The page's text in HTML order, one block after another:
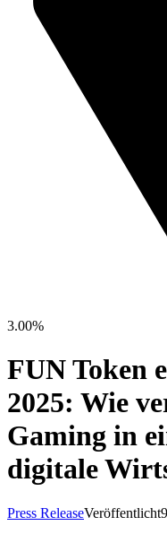
3.00%
FUN Token
2025: Wie
Gaming in
digitale
Press ReleaseVeröffentlicht